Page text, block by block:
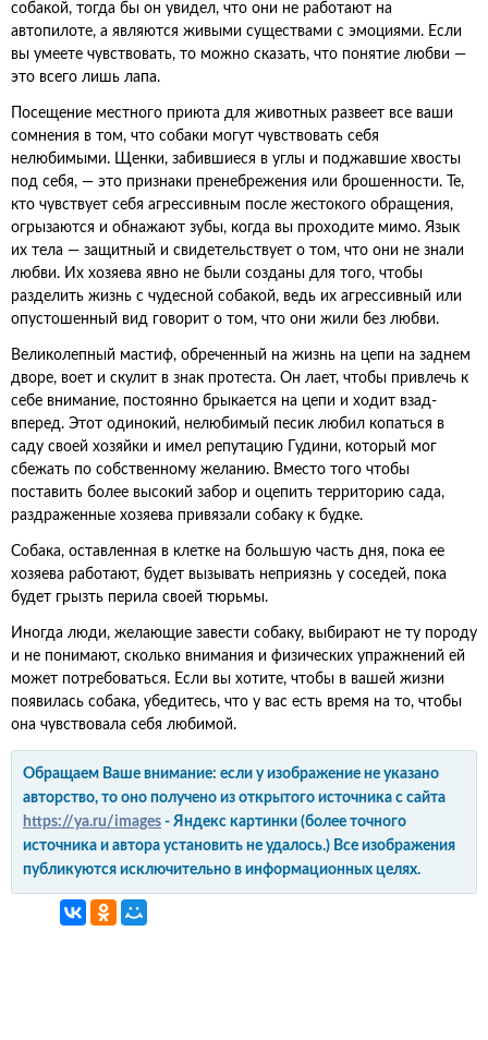
собакой, тогда бы он увидел, что они не работают на
автопилоте, а являются живыми существами с эмоциями. Если
вы умеете чувствовать, то можно сказать, что понятие любви —
это всего лишь лапа.
Посещение местного приюта для животных развеет все ваши
сомнения в том, что собаки могут чувствовать себя
нелюбимыми. Щенки, забившиеся в углы и поджавшие хвосты
под себя, — это признаки пренебрежения или брошенности. Те,
кто чувствует себя агрессивным после жестокого обращения,
огрызаются и обнажают зубы, когда вы проходите мимо. Язык
их тела — защитный и свидетельствует о том, что они не знали
любви. Их хозяева явно не были созданы для того, чтобы
разделить жизнь с чудесной собакой, ведь их агрессивный или
опустошенный вид говорит о том, что они жили без любви.
Великолепный мастиф, обреченный на жизнь на цепи на заднем
дворе, воет и скулит в знак протеста. Он лает, чтобы привлечь к
себе внимание, постоянно брыкается на цепи и ходит взад-
вперед. Этот одинокий, нелюбимый песик любил копаться в
саду своей хозяйки и имел репутацию Гудини, который мог
сбежать по собственному желанию. Вместо того чтобы
поставить более высокий забор и оцепить территорию сада,
раздраженные хозяева привязали собаку к будке.
Собака, оставленная в клетке на большую часть дня, пока ее
хозяева работают, будет вызывать неприязнь у соседей, пока
будет грызть перила своей тюрьмы.
Иногда люди, желающие завести собаку, выбирают не ту породу
и не понимают, сколько внимания и физических упражнений ей
может потребоваться. Если вы хотите, чтобы в вашей жизни
появилась собака, убедитесь, что у вас есть время на то, чтобы
она чувствовала себя любимой.
Обращаем Ваше внимание: если у изображение не указано
авторство, то оно получено из открытого источника с сайта
https://ya.ru/images - Яндекс картинки (более точного
источника и автора установить не удалось.) Все изображения
публикуются исключительно в информационных целях.